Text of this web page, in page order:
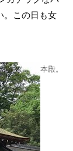
。この日も女
本殿。